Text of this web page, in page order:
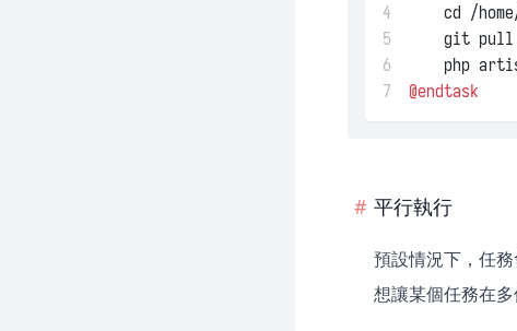
4
cd /
5
git
6
php
7
@endtask
平行執行
預設情況下，任
想讓某個任務在